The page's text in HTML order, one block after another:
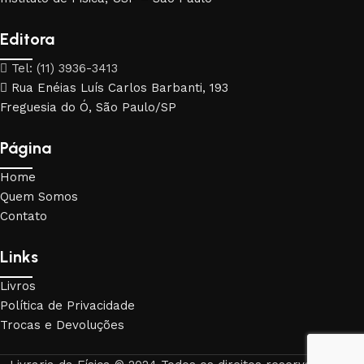
Editora
Tel: (11) 3936-3413
Rua Enéias Luís Carlos Barbanti, 193
Freguesia do Ó, São Paulo/SP
Página
Home
Quem Somos
Contato
Links
Livros
Política de Privacidade
Trocas e Devoluções